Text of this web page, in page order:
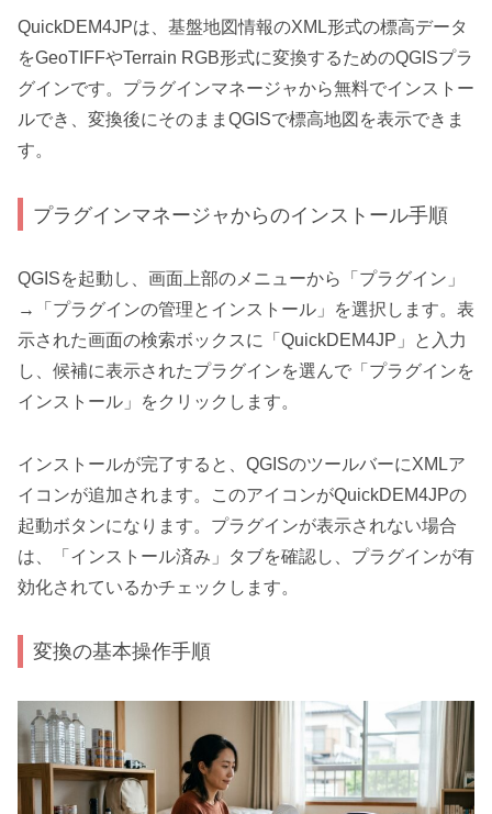
QuickDEM4JPは、基盤地図情報のXML形式の標高データ
をGeoTIFFやTerrain RGB形式に変換するためのQGISプラ
グインです。プラグインマネージャから無料でインストー
ルでき、変換後にそのままQGISで標高地図を表示できま
す。
プラグインマネージャからのインストール手順
QGISを起動し、画面上部のメニューから「プラグイン」
→「プラグインの管理とインストール」を選択します。表
示された画面の検索ボックスに「QuickDEM4JP」と入力
し、候補に表示されたプラグインを選んで「プラグインを
インストール」をクリックします。
インストールが完了すると、QGISのツールバーにXMLア
イコンが追加されます。このアイコンがQuickDEM4JPの
起動ボタンになります。プラグインが表示されない場合
は、「インストール済み」タブを確認し、プラグインが有
効化されているかチェックします。
変換の基本操作手順